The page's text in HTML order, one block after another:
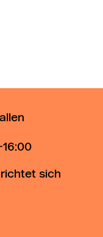
16:00
sich